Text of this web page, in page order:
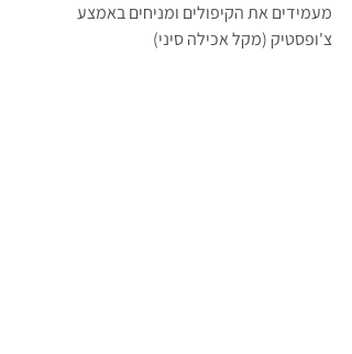
מעמידים את הקיפולים ומניחים באמצע
צ'ופסטיק (מקל אכילה סיני)